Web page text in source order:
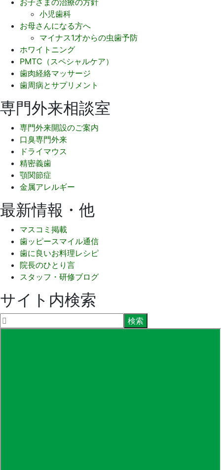
お子さまの治療の方針
小児歯科
お母さんになる方へ
マイナス1才からの虫歯予防
ホワイトニング
PMTC（スペシャルケア）
歯肉経絡マッサージ
歯周病とサプリメント
専門外来相談室
専門外来開設のご案内
口臭専門外来
ドライマウス
精密義歯
顎関節症
金属アレルギー
最新情報・他
マスコミ掲載
歯ッピースマイル通信
歯に良いお料理レシピ
院長のひとり言
スタッフ・研修ブログ
サイト内検索